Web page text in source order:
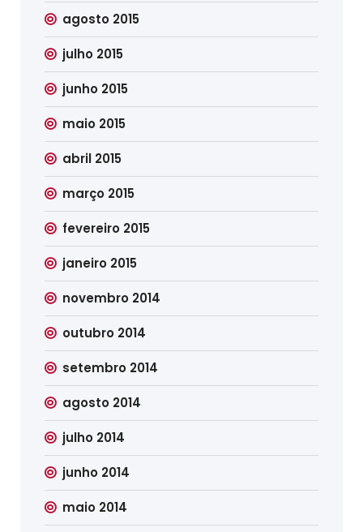
agosto 2015
julho 2015
junho 2015
maio 2015
abril 2015
março 2015
fevereiro 2015
janeiro 2015
novembro 2014
outubro 2014
setembro 2014
agosto 2014
julho 2014
junho 2014
maio 2014